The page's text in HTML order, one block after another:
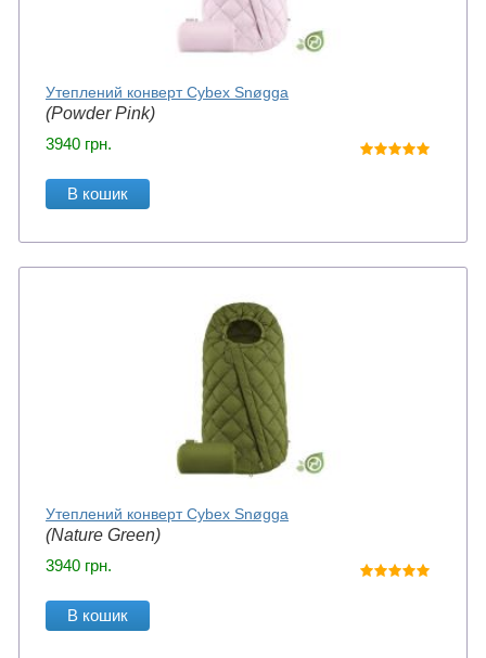
Утеплений конверт Cybex Snøgga
(Powder Pink)
3940 грн.
В кошик
Утеплений конверт Cybex Snøgga
(Nature Green)
3940 грн.
В кошик